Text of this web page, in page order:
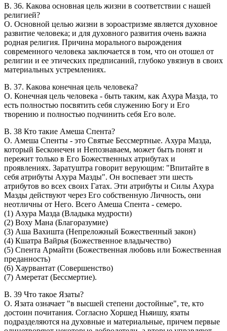
В. 36. Какова основная цель жизни в соответствии с нашей
религией?
O. Основной целью жизни в зороастризме является духовное
развитие человека; и для духовного развития очень важна
родная религия. Причина морального вырождения
современного человека заключается в том, что он отошел от
религии и ее этических предписаний, глубоко увязнув в своих
материальных устремлениях.
В. 37. Какова конечная цель человека?
O. Конечная цель человека - быть таким, как Ахура Мазда, то
есть полностью посвятить себя служению Богу и Его
творению и полностью подчинить себя Его воле.
В. 38 Кто такие Амеша Спента?
O. Амеша Спенты - это Святые Бессмертные. Ахура Мазда,
который Бесконечен и Непознаваем, может быть понят и
пережит только в Его Божественных атрибутах и
проявлениях. Заратуштра говорит верующим: "Впитайте в
себя атрибуты Ахура Мазды". Он воспевает эти шесть
атрибутов во всех своих Гатах. Эти атрибуты и Силы Ахура
Мазды действуют через Его собственную Личность, они
неотличны от Него. Всего Амеша Спента - семеро.
(1) Ахура Мазда (Владыка мудрости)
(2) Воху Мана (Благоразумие)
(3) Аша Вахишта (Непреложный Божественный закон)
(4) Кшатра Вайрья (Божественное владычество)
(5) Спента Армайти (Божественная любовь или Божественная
преданность)
(6) Хаурвантат (Совершенство)
(7) Амеретат (Бессмертие).
В. 39 Что такое Язаты?
O. Язата означает "в высшей степени достойные", те, кто
достоин почитания. Согласно Хоршед Ньяишу, язаты
подразделяются на духовные и материальные, причем первые